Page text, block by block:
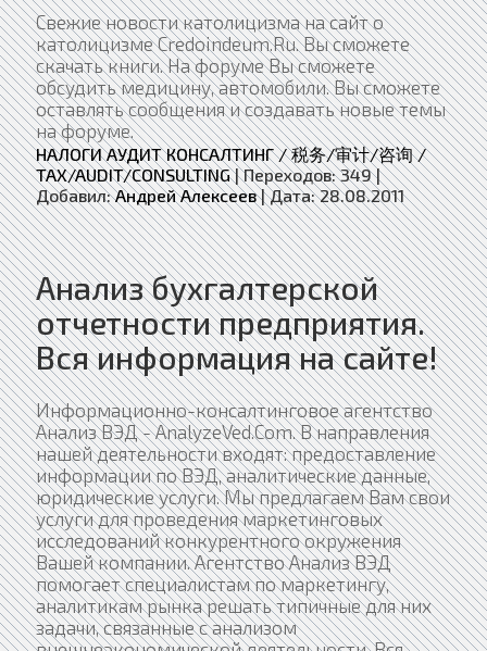
Свежие новости католицизма на сайт о
католицизме Сredoindeum.Ru. Вы сможете
скачать книги. На форуме Вы сможете
обсудить медицину, автомобили. Вы сможете
оставлять сообщения и создавать новые темы
на форуме.
НАЛОГИ АУДИТ КОНСАЛТИНГ / 税务/审计/咨询 /
TAX/AUDIT/CONSULTING|Переходов: 349 |
Добавил: Андрей Алексеев |Дата: 28.08.2011
Анализ бухгалтерской
отчетности предприятия.
Вся информация на сайте!
Информационно-консалтинговое агентство
Анализ ВЭД - AnalyzeVed.Com. В направления
нашей деятельности входят: предоставление
информации по ВЭД, аналитические данные,
юридические услуги. Мы предлагаем Вам свои
услуги для проведения маркетинговых
исследований конкурентного окружения
Вашей компании. Агентство Анализ ВЭД
помогает специалистам по маркетингу,
аналитикам рынка решать типичные для них
задачи, связанные с анализом